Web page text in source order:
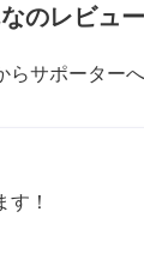
のレビュー
らサポーター
す！